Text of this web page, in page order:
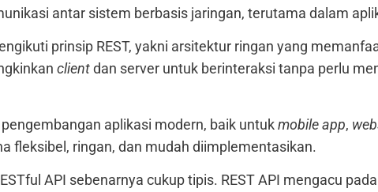
antar sistem berbasis jaringan, terutama dalam
prinsip REST, yakni arsitektur ringan yang
clientdan server untuk berinteraksi tanpa perlu
aplikasi modern, baik untukmobile app,
fleksibel, ringan, dan mudah diimplementasikan.
API sebenarnya cukup tipis. REST API mengacu